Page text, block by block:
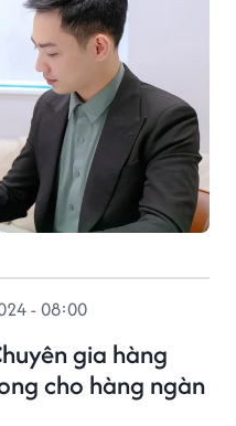
viện Ethics không chỉ
tự tin mà còn khẳng
lĩnh vực thẩm mỹ.
gia hàng
cho hàng ngàn
- 08:00